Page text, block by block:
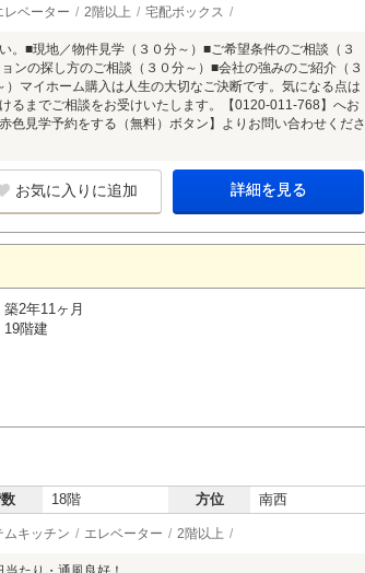
レベーター 2階以上 宅配ボックス
。■現地／物件見学（３０分～）■ご希望条件のご相談（３
ンの探し方のご相談（３０分～）■会社の強みのご紹介（３
マイホーム購入は人生の大切なご決断です。気になる点は
るまでご相談をお受けいたします。【0120-011-768】へお
色見学予約をする（無料）ボタン】よりお問い合わせくださ
お気に入りに追加 詳細を見る
築2年11ヶ月
19階建
18階 方位 南西
ムキッチン エレベーター 2階以上